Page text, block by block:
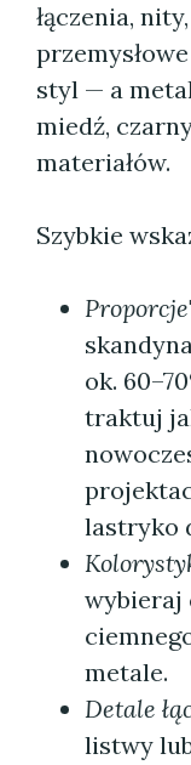
łączenia,
styl — a
miedź,
materiałów.
Szybkie
Proporcje
ok.
traktuj
lastryko
wybieraj
metale.
Detale
listwy